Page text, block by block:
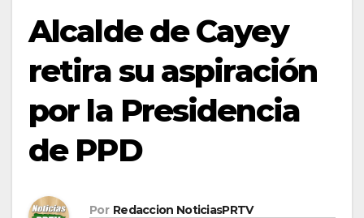
Alcalde de Cayey
retira su aspiración
por la Presidencia
de PPD
Por Redaccion NoticiasPRTV